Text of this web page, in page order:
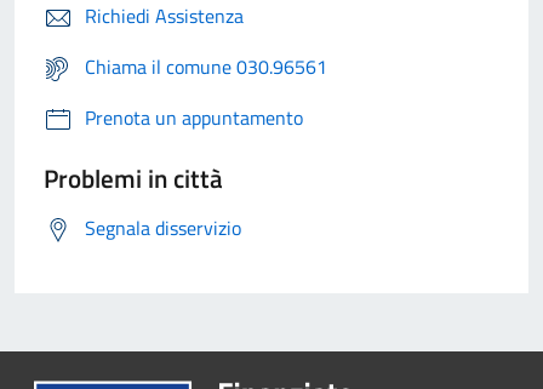
Richiedi Assistenza
Chiama il comune 030.96561
Prenota un appuntamento
Problemi in città
Segnala disservizio